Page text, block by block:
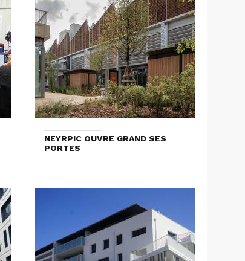
NEYRPIC OUVRE GRAND SES
PORTES